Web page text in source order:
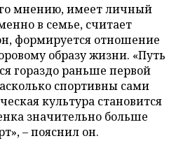
мнению, имеет личный
в семье, считает
формируется отношение
образу жизни. «Путь
гораздо раньше первой
спортивны сами
культура становится
значительно больше
– пояснил он.